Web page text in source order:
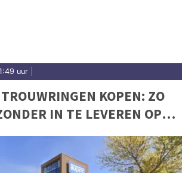
uur
KOPEN: ZO
IN TE LEVEREN OP